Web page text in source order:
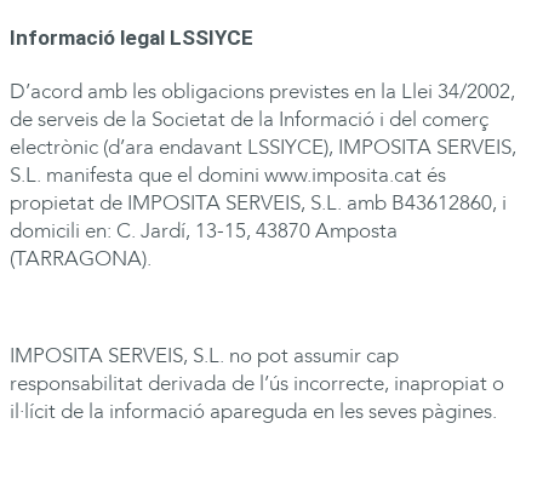
Informació legal LSSIYCE
D’acord amb les obligacions previstes en la Llei 34/2002,
de serveis de la Societat de la Informació i del comerç
electrònic (d’ara endavant LSSIYCE), IMPOSITA SERVEIS,
S.L. manifesta que el domini www.imposita.cat és
propietat de IMPOSITA SERVEIS, S.L. amb B43612860, i
domicili en: C. Jardí, 13-15, 43870 Amposta
(TARRAGONA).
IMPOSITA SERVEIS, S.L. no pot assumir cap
responsabilitat derivada de l’ús incorrecte, inapropiat o
il·lícit de la informació apareguda en les seves pàgines.